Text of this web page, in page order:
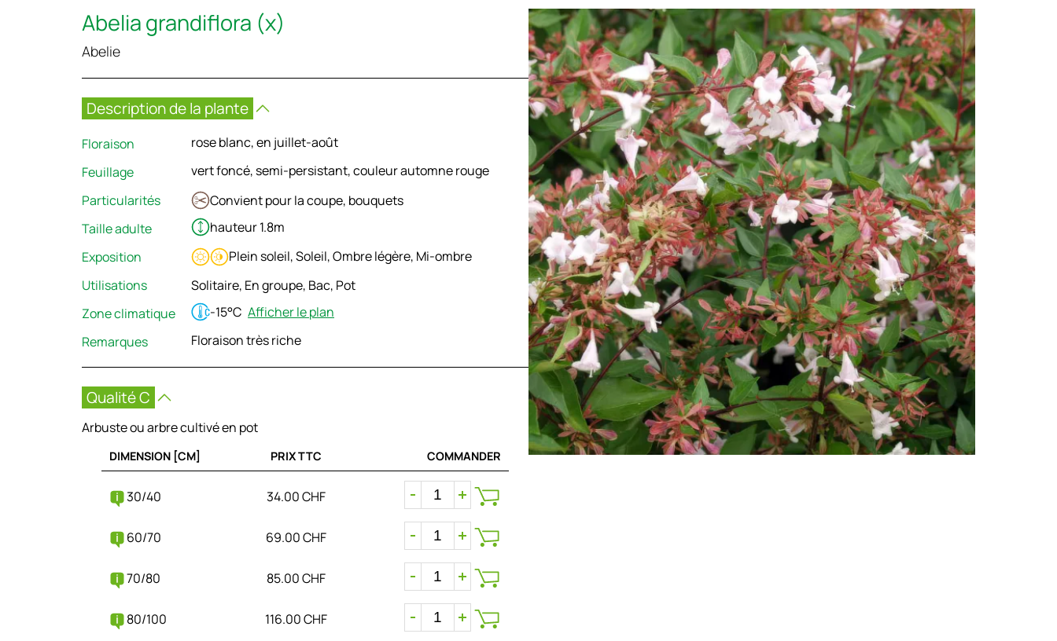
Abelia grandiflora (x)
Abelie
Description de la plante
Floraison
rose blanc, en juillet-août
Feuillage
vert foncé, semi-persistant, couleur automne rouge
Particularités
Convient pour la coupe, bouquets
Taille adulte
hauteur 1.8m
Exposition
Plein soleil, Soleil, Ombre légère, Mi-ombre
Utilisations
Solitaire, En groupe, Bac, Pot
Zone climatique
-15°C Afficher le plan
Remarques
Floraison très riche
Qualité C
Arbuste ou arbre cultivé en pot
DIMENSION [CM] PRIX TTC COMMANDER
30/40 34.00 CHF
60/70 69.00 CHF
70/80 85.00 CHF
80/100 116.00 CHF